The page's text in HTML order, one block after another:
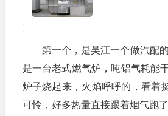
第一个，是吴江一个做汽配
是一台老式燃气炉，吨铝气耗能
炉子烧起来，火焰呼呼的，看着
可怜，好多热量直接跟着烟气跑